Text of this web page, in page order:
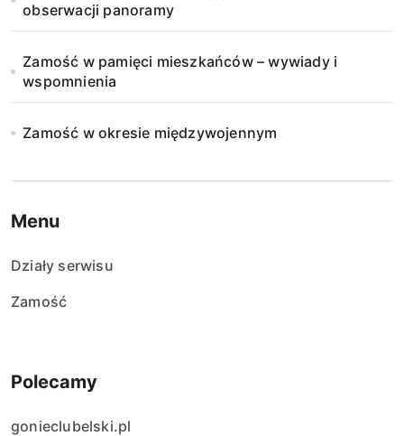
obserwacji panoramy
Zamość w pamięci mieszkańców – wywiady i
wspomnienia
Zamość w okresie międzywojennym
Menu
Działy serwisu
Zamość
Polecamy
gonieclubelski.pl